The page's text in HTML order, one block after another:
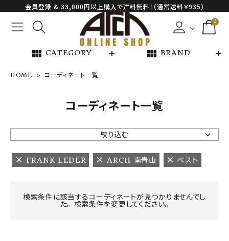
会員登録 & 33,000円以上購入で送料無料！（通常送料￥935）
0
view_module CATEGORY view_module BRAND
NEW ARRIVAL
ARCH EXCLUSIVE
BRAND
HOME コーディネート一覧
コーディネート一覧
絞り込む
FRANK LEDER ARCH 南青山 ベスト
検索条件に該当するコーディネートが見つかりませんでし
た。 検索条件を変更してください。